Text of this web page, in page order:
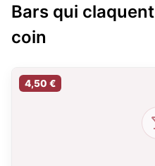
Bars qui
coin
4,50 €